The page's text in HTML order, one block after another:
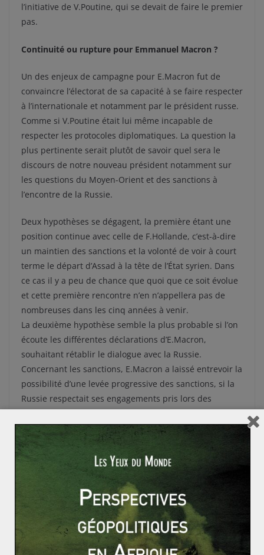
l’initiative de V.Poutine, qui se devait de faire le premier
pas.
Continuité ou rupture pour Emmanuel Macron ?
Un des enjeux de campagne pour E.Macron fut de
convaincre l’électorat de sa capacité à se faire respecter
à l’internationale et notamment par le président russe.
Comme si V.Poutine était lui même incapable de
respecter les protocoles diplomatiques. La question la
plus pertinente serait plutôt de savoir quel sera le
discours de notre nouveau président notamment sur
les questions du Moyen-Orient et des sanctions à
l’encontre de la Russie.
Deux hypothèses se dégagent, la première étant une
position continue avec celle de F.Hollande, c’est-à-dire
un maintien des sanctions et la volonté de voir à court
terme le départ d’Assad à la tête de l’État syrien. Dans
ce cas il y a peu de chance que quoi que ce soit évolue
et cette première rencontre n’en n’appellera pas de
nombreuses dans les cinq années à venir.
La deuxième hypothèse semble la plus probable si l’on
écoute les différentes déclarations d’E.Macron,
souhaitant rétablir le dialogue avec la Russie.
Concernant les sanctions, E.Macron a laissé entrevoir la
possibilité d’une levée progressive des sanctions, si la
Russie respectait ses engagements pris lors des
accords de Minsk. Reste à savoir sur ce point, si de ce
fait le président français acceptera le situation de la
Crimée, rattachée à la Russie ou annexée par la Russie
(selon les paroisses) en 2014. Concernant la Syrie et
Assad, le point pourrait ne pas être évoqué et l’accent
serait alors mis sur la lutte contre le terrorisme.
Cependant, il ne faut pas s’attendre à un retour à des
relations « normales » dès ce lundi 29 mai. Le plus
compliqué reste à faire. Mais si l’on pouvait douter de